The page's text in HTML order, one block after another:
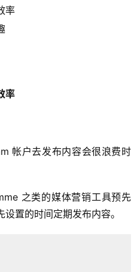
率
率
帐户去发布内容会很浪费时
之类的媒体营销工具预先
置的时间定期发布内容。